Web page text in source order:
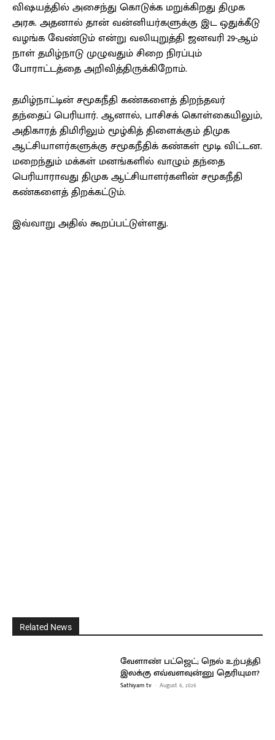
விஷயத்தில் அசைந்து கொடுக்க மறுக்கிறது திமுக
அரசு. அதனால் தான் வன்னியர்களுக்கு இட ஒதுக்கீடு
வழங்க வேண்டும் என்று வலியுறுத்தி ஜனவரி 29-ஆம்
நாள் தமிழ்நாடு முழுவதும் சிறை நிரப்பும்
போராட்டத்தை அறிவித்திருக்கிறோம்.
தமிழ்நாட்டின் சமூகநீதி கண்களைத் திறந்தவர்
தந்தைப் பெரியார். ஆனால், பாசிசக் கொள்கையிலும்,
அதிகாரத் திமிரிலும் மூழ்கித் திளைக்கும் திமுக
ஆட்சியாளர்களுக்கு சமூகநீதிக் கண்கள் மூடி விட்டன.
மறைந்தும் மக்கள் மனங்களில் வாழும் தந்தை
பெரியாராவது திமுக ஆட்சியாளர்களின் சமூகநீதி
கண்களைத் திறக்கட்டும்.
இவ்வாறு அதில் கூறப்பட்டுள்ளது.
Related News
வேளாண் பட்ஜெட்; நெல் உற்பத்தி
இலக்கு எவ்வளவுன்னு தெரியுமா?
Sathiyam tv - August 6, 2026